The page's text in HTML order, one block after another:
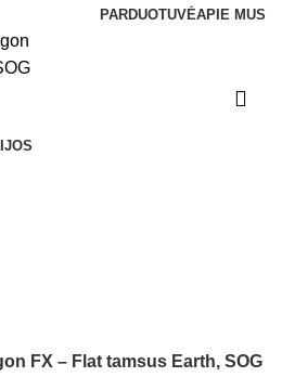
PARDUOTUVĖAPIE MUS
FX – Flat tamsus Earth, SOG